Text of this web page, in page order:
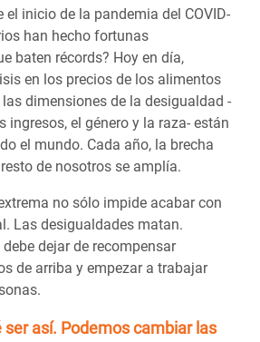
el inicio de la pandemia del COVID-
han hecho fortunas
baten récords? Hoy en día,
en los precios de los alimentos
dimensiones de la desigualdad -
ingresos, el género y la raza- están
el mundo. Cada año, la brecha
de nosotros se amplía.
no sólo impide acabar con
Las desigualdades matan.
dejar de recompensar
de arriba y empezar a trabajar
ser así. Podemos cambiar las